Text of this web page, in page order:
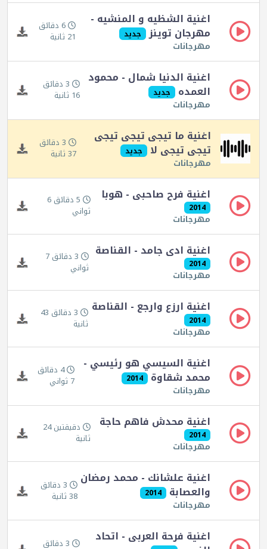
اغنية الشظيه و المنشيه -
مهرجان توينز جديد
مهرجانات
6 دقائق
21 ثانية
اغنية الدنيا شمال - محمود
العمده جديد
مهرجانات
3 دقائق
16 ثانية
اغنية ما تيجى تيجى تيجى
تيجى تيجى لا جديد
مهرجانات
3 دقائق
37 ثانية
اغنية فرح صاحبى - هوبا
2014
مهرجانات
5 دقائق 6
ثواني
اغنية ادى جامد - القناصة
2014
مهرجانات
3 دقائق 7
ثواني
اغنية ارزع وارجع - القناصة
2014
مهرجانات
3 دقائق 43
ثانية
اغنية السيسي هو رئيسي -
محمد شقاوة 2014
مهرجانات
4 دقائق
7 ثواني
اغنية محدش فاهم حاجة
2014
مهرجانات
دقيقتين 24
ثانية
اغنية علشانك - محمد رمضان
والعصابة 2014
مهرجانات
3 دقائق
38 ثانية
اغنية فرحة العربى - اتحاد 3 دقائق